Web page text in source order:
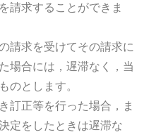
請求することができま
請求を受けてその請求に
場合には，遅滞なく，当
のとします。
訂正等を行った場合，ま
定をしたときは遅滞な